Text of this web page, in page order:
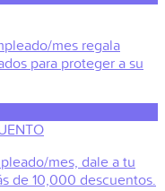
mes regala
para proteger a su
mes, dale a tu
de 10,000 descuentos.